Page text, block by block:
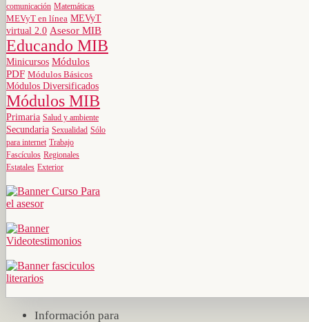
comunicación Matemáticas
MEVyT en línea MEVyT
virtual 2.0 Asesor MIB
Educando MIB
Minicursos Módulos
PDF Módulos Básicos
Módulos Diversificados
Módulos MIB
Primaria Salud y ambiente
Secundaria Sexualidad Sólo
para internet Trabajo
Fascículos Regionales
Estatales Exterior
Información para